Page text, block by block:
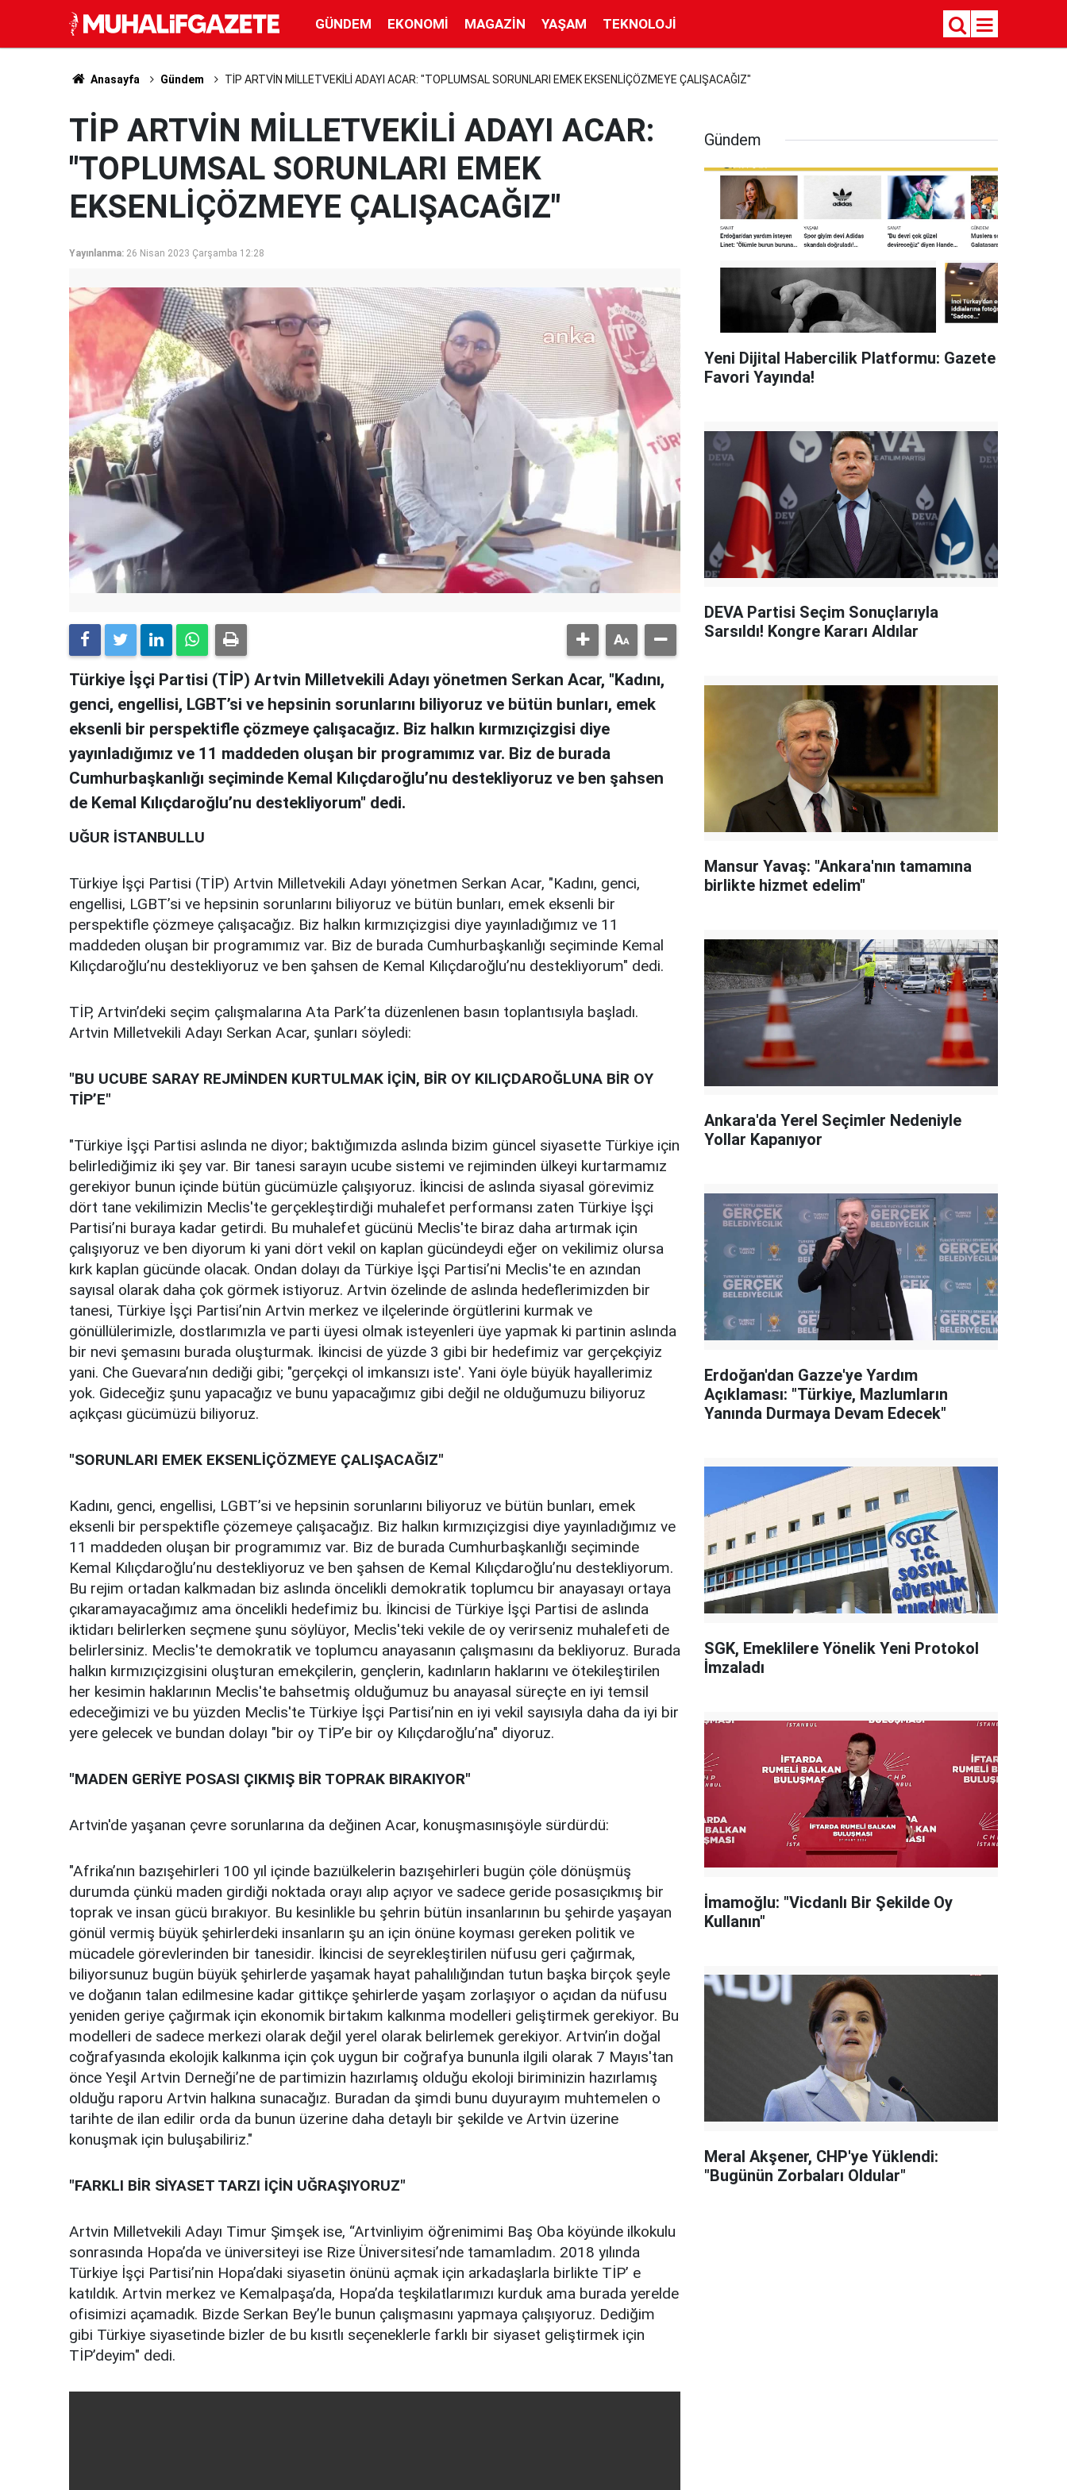
GÜNDEM EKONOMI MAGAZIN YAŞAM TEKNOLOJI
Anasayfa Gündem TİP ARTVİN MİLLETVEKİLİ ADAYI ACAR: "TOPLUMSAL SORUNLARI EMEK EKSENLİÇÖZMEYE ÇALIŞACAĞIZ"
TİP ARTVİN MİLLETVEKİLİ ADAYI ACAR:
"TOPLUMSAL SORUNLARI EMEK
EKSENLİÇÖZMEYE ÇALIŞACAĞIZ"
Yayınlanma: 26 Nisan 2023 Çarşamba 12:28
Türkiye İşçi Partisi (TİP) Artvin Milletvekili Adayı yönetmen Serkan Acar, "Kadını,
genci, engellisi, LGBT’si ve hepsinin sorunlarını biliyoruz ve bütün bunları, emek
eksenli bir perspektifle çözmeye çalışacağız. Biz halkın kırmızıçizgisi diye
yayınladığımız ve 11 maddeden oluşan bir programımız var. Biz de burada
Cumhurbaşkanlığı seçiminde Kemal Kılıçdaroğlu’nu destekliyoruz ve ben şahsen
de Kemal Kılıçdaroğlu’nu destekliyorum" dedi.
UĞUR İSTANBULLU
Türkiye İşçi Partisi (TİP) Artvin Milletvekili Adayı yönetmen Serkan Acar, "Kadını, genci,
engellisi, LGBT’si ve hepsinin sorunlarını biliyoruz ve bütün bunları, emek eksenli bir
perspektifle çözmeye çalışacağız. Biz halkın kırmızıçizgisi diye yayınladığımız ve 11
maddeden oluşan bir programımız var. Biz de burada Cumhurbaşkanlığı seçiminde Kemal
Kılıçdaroğlu’nu destekliyoruz ve ben şahsen de Kemal Kılıçdaroğlu’nu destekliyorum" dedi.
TİP, Artvin’deki seçim çalışmalarına Ata Park’ta düzenlenen basın toplantısıyla başladı.
Artvin Milletvekili Adayı Serkan Acar, şunları söyledi:
"BU UCUBE SARAY REJMİNDEN KURTULMAK İÇİN, BİR OY KILIÇDAROĞLUNA BİR OY
TİP’E"
"Türkiye İşçi Partisi aslında ne diyor; baktığımızda aslında bizim güncel siyasette Türkiye için
belirlediğimiz iki şey var. Bir tanesi sarayın ucube sistemi ve rejiminden ülkeyi kurtarmamız
gerekiyor bunun içinde bütün gücümüzle çalışıyoruz. İkincisi de aslında siyasal görevimiz
dört tane vekilimizin Meclis'te gerçekleştirdiği muhalefet performansı zaten Türkiye İşçi
Partisi’ni buraya kadar getirdi. Bu muhalefet gücünü Meclis'te biraz daha artırmak için
çalışıyoruz ve ben diyorum ki yani dört vekil on kaplan gücündeydi eğer on vekilimiz olursa
kırk kaplan gücünde olacak. Ondan dolayı da Türkiye İşçi Partisi’ni Meclis'te en azından
sayısal olarak daha çok görmek istiyoruz. Artvin özelinde de aslında hedeflerimizden bir
tanesi, Türkiye İşçi Partisi’nin Artvin merkez ve ilçelerinde örgütlerini kurmak ve
gönüllülerimizle, dostlarımızla ve parti üyesi olmak isteyenleri üye yapmak ki partinin aslında
bir nevi şemasını burada oluşturmak. İkincisi de yüzde 3 gibi bir hedefimiz var gerçekçiyiz
yani. Che Guevara’nın dediği gibi; "gerçekçi ol imkansızı iste'. Yani öyle büyük hayallerimiz
yok. Gideceğiz şunu yapacağız ve bunu yapacağımız gibi değil ne olduğumuzu biliyoruz
açıkçası gücümüzü biliyoruz.
"SORUNLARI EMEK EKSENLİÇÖZMEYE ÇALIŞACAĞIZ"
Kadını, genci, engellisi, LGBT’si ve hepsinin sorunlarını biliyoruz ve bütün bunları, emek
eksenli bir perspektifle çözemeye çalışacağız. Biz halkın kırmızıçizgisi diye yayınladığımız ve
11 maddeden oluşan bir programımız var. Biz de burada Cumhurbaşkanlığı seçiminde
Kemal Kılıçdaroğlu’nu destekliyoruz ve ben şahsen de Kemal Kılıçdaroğlu’nu destekliyorum.
Bu rejim ortadan kalkmadan biz aslında öncelikli demokratik toplumcu bir anayasayı ortaya
çıkaramayacağımız ama öncelikli hedefimiz bu. İkincisi de Türkiye İşçi Partisi de aslında
iktidarı belirlerken seçmene şunu söylüyor, Meclis'teki vekile de oy verirseniz muhalefeti de
belirlersiniz. Meclis'te demokratik ve toplumcu anayasanın çalışmasını da bekliyoruz. Burada
halkın kırmızıçizgisini oluşturan emekçilerin, gençlerin, kadınların haklarını ve ötekileştirilen
her kesimin haklarının Meclis'te bahsetmiş olduğumuz bu anayasal süreçte en iyi temsil
edeceğimizi ve bu yüzden Meclis'te Türkiye İşçi Partisi’nin en iyi vekil sayısıyla daha da iyi bir
yere gelecek ve bundan dolayı "bir oy TİP’e bir oy Kılıçdaroğlu’na" diyoruz.
"MADEN GERİYE POSASI ÇIKMIŞ BİR TOPRAK BIRAKIYOR"
Artvin'de yaşanan çevre sorunlarına da değinen Acar, konuşmasınışöyle sürdürdü:
"Afrika’nın bazışehirleri 100 yıl içinde bazıülkelerin bazışehirleri bugün çöle dönüşmüş
durumda çünkü maden girdiği noktada orayı alıp açıyor ve sadece geride posasıçıkmış bir
toprak ve insan gücü bırakıyor. Bu kesinlikle bu şehrin bütün insanlarının bu şehirde yaşayan
gönül vermiş büyük şehirlerdeki insanların şu an için önüne koyması gereken politik ve
mücadele görevlerinden bir tanesidir. İkincisi de seyrekleştirilen nüfusu geri çağırmak,
biliyorsunuz bugün büyük şehirlerde yaşamak hayat pahalılığından tutun başka birçok şeyle
ve doğanın talan edilmesine kadar gittikçe şehirlerde yaşam zorlaşıyor o açıdan da nüfusu
yeniden geriye çağırmak için ekonomik birtakım kalkınma modelleri geliştirmek gerekiyor. Bu
modelleri de sadece merkezi olarak değil yerel olarak belirlemek gerekiyor. Artvin’in doğal
coğrafyasında ekolojik kalkınma için çok uygun bir coğrafya bununla ilgili olarak 7 Mayıs'tan
önce Yeşil Artvin Derneği’ne de partimizin hazırlamış olduğu ekoloji biriminizin hazırlamış
olduğu raporu Artvin halkına sunacağız. Buradan da şimdi bunu duyurayım muhtemelen o
tarihte de ilan edilir orda da bunun üzerine daha detaylı bir şekilde ve Artvin üzerine
konuşmak için buluşabiliriz."
"FARKLI BİR SİYASET TARZI İÇİN UĞRAŞIYORUZ"
Artvin Milletvekili Adayı Timur Şimşek ise, “Artvinliyim öğrenimimi Baş Oba köyünde ilkokulu
sonrasında Hopa’da ve üniversiteyi ise Rize Üniversitesi’nde tamamladım. 2018 yılında
Türkiye İşçi Partisi’nin Hopa’daki siyasetin önünü açmak için arkadaşlarla birlikte TİP’ e
katıldık. Artvin merkez ve Kemalpaşa’da, Hopa’da teşkilatlarımızı kurduk ama burada yerelde
ofisimizi açamadık. Bizde Serkan Bey’le bunun çalışmasını yapmaya çalışıyoruz. Dediğim
gibi Türkiye siyasetinde bizler de bu kısıtlı seçeneklerle farklı bir siyaset geliştirmek için
TİP’deyim" dedi.
Gündem
Yeni Dijital Habercilik Platformu: Gazete
Favori Yayında!
DEVA Partisi Seçim Sonuçlarıyla
Sarsıldı! Kongre Kararı Aldılar
Mansur Yavaş: "Ankara'nın tamamına
birlikte hizmet edelim"
Ankara'da Yerel Seçimler Nedeniyle
Yollar Kapanıyor
Erdoğan'dan Gazze'ye Yardım
Açıklaması: "Türkiye, Mazlumların
Yanında Durmaya Devam Edecek"
SGK, Emeklilere Yönelik Yeni Protokol
İmzaladı
İmamoğlu: "Vicdanlı Bir Şekilde Oy
Kullanın"
Meral Akşener, CHP'ye Yüklendi:
"Bugünün Zorbaları Oldular"